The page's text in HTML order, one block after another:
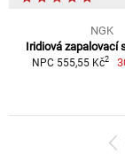
NGK
Iridiová zapalovací
NPC 555,55 Kč2